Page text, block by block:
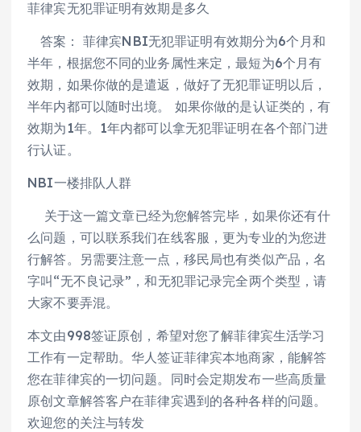
菲律宾无犯罪证明有效期是多久
答案： 菲律宾NBI无犯罪证明有效期分为6个月和
半年，根据您不同的业务属性来定，最短为6个月有
效期，如果你做的是遣返，做好了无犯罪证明以后，
半年内都可以随时出境。 如果你做的是认证类的，有
效期为1年。1年内都可以拿无犯罪证明在各个部门进
行认证。
NBI一楼排队人群
关于这一篇文章已经为您解答完毕，如果你还有什
么问题，可以联系我们在线客服，更为专业的为您进
行解答。另需要注意一点，移民局也有类似产品，名
字叫“无不良记录”，和无犯罪记录完全两个类型，请
大家不要弄混。
​本文由998签证原创，希望对您了解菲律宾生活学习
工作有一定帮助。华人签证菲律宾本地商家，能解答
您在菲律宾的一切问题。同时会定期发布一些高质量
原创文章解答客户在菲律宾遇到的各种各样的问题。
欢迎您的关注与转发​